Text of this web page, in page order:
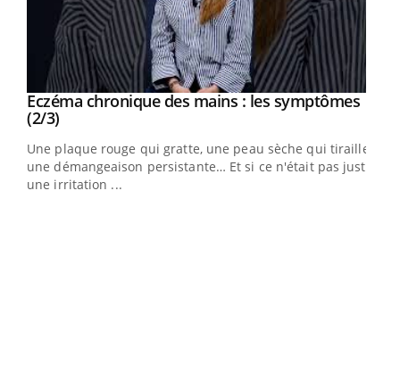
Youtube
Eczéma chronique des mains : les symptômes
(2/3)Youtube
Une plaque rouge qui gratte, une peau sèche qui tiraille,
une démangeaison persistante… Et si ce n'était pas juste
une irritation ...